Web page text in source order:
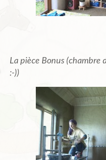
La pièce Bonus (chambre
:-))